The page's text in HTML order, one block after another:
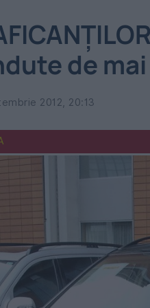
de
2012, 20:13